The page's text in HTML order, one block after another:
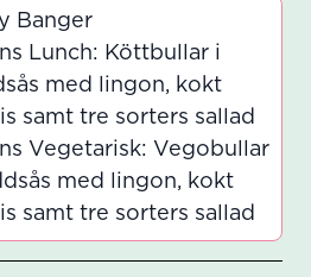
Banger
Lunch: Köttbullar i
med lingon, kokt
samt tre sorters sallad
Vegetarisk: Vegobullar
med lingon, kokt
samt tre sorters sallad